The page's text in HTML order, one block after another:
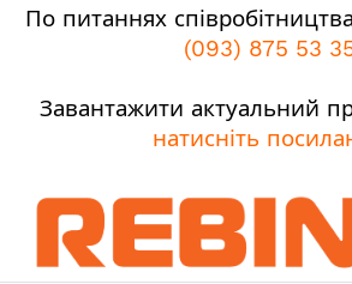
По питаннях
(093) 875 53
Завантажити актуальний
натисніть